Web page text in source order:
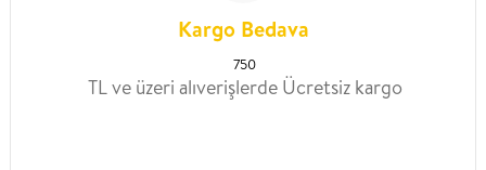
Kargo Bedava
750
TL ve üzeri alıverişlerde Ücretsiz kargo